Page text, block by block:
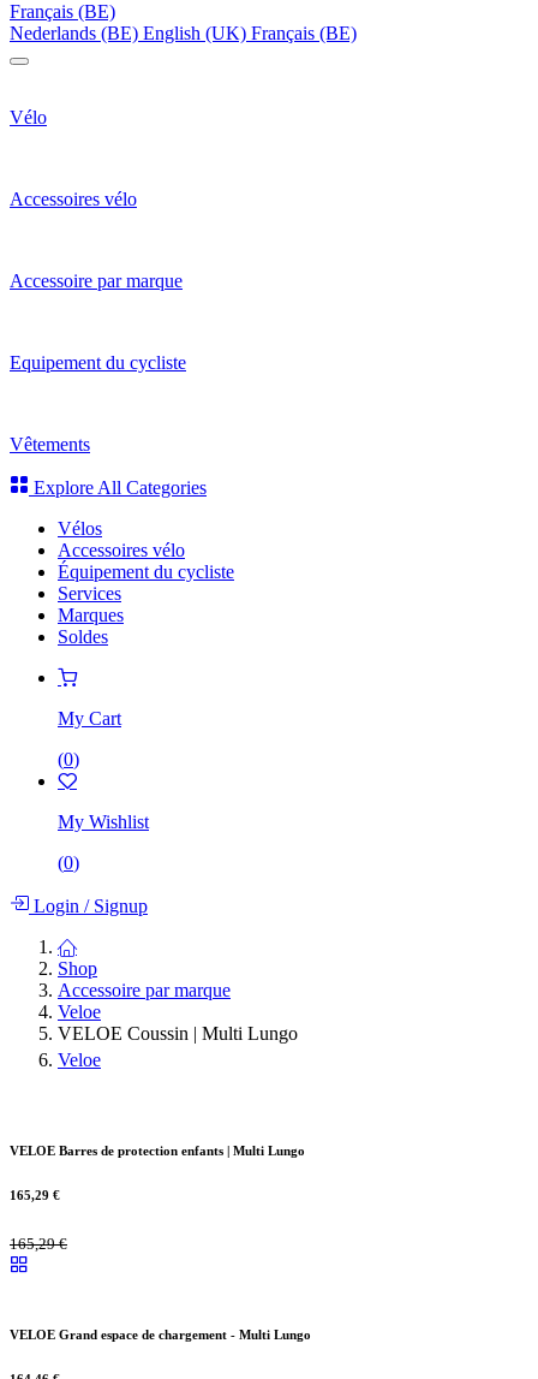
Français (BE)
Nederlands (BE) English (UK) Français (BE)
Vélo
Accessoires vélo
Accessoire par marque
Equipement du cycliste
Vêtements
Explore All Categories
Vélos
Accessoires vélo
Équipement du cycliste
Services
Marques
Soldes
My Cart
(0)
My Wishlist
(0)
Login /Signup
Shop
Accessoire par marque
Veloe
VELOE Coussin | Multi Lungo
Veloe
VELOE Barres de protection enfants | Multi Lungo
165,29 €
165,29€
VELOE Grand espace de chargement - Multi Lungo